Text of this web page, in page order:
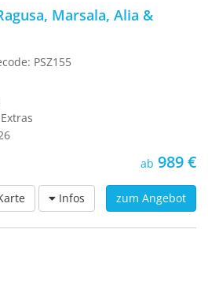
Marsala, Alia &
PSZ155
ab 989 €
Infos zum Angebot